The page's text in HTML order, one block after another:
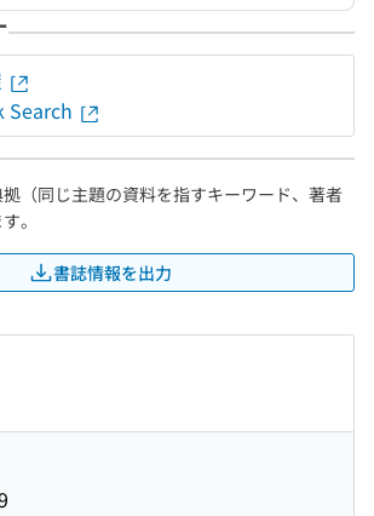
Search
（同じ主題の資料を指すキーワード、著者
。
書誌情報を出力